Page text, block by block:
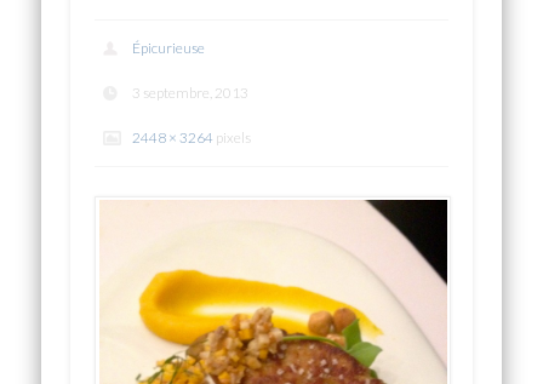
Épicurieuse
3 septembre, 2013
2448 × 3264 pixels